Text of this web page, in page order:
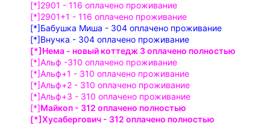
[*]2901 - 116 оплачено проживание
[*]2901+1 - 116 оплачено проживание
[*]Бабушка Миша - 304 оплачено проживание
[*]Внучка - 304 оплачено проживание
[*]Нема - новый коттедж 3 оплачено полностью
[*]Альф -310 оплачено проживание
[*]Альф+1 - 310 оплачено проживание
[*]Альф+2 - 310 оплачено проживание
[*]Альф+3 - 310 оплачено проживание
[*]Майкоп - 312 оплачено полностью
[*]Хусабергович - 312 оплачено полностью